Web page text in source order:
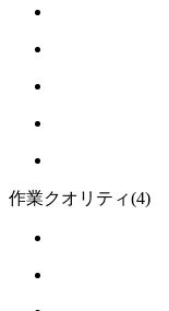
作業クオリティ(4)